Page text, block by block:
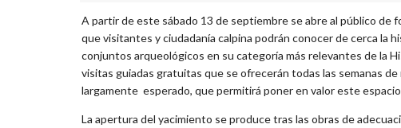
A partir de este sábado 13 de septiembre se abre al público de
que visitantes y ciudadanía calpina podrán conocer de cerca la
conjuntos arqueológicos en su categoría más relevantes de la
visitas guiadas gratuitas que se ofrecerán todas las semanas
largamente esperado, que permitirá poner en valor este
La apertura del yacimiento se produce tras las obras de